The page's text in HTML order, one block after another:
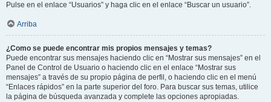
Pulse en el enlace “Usuarios” y haga clic en el enlace “Buscar un usuario”.
Arriba
¿Como se puede encontrar mis propios mensajes y temas?
Puede encontrar sus mensajes haciendo clic en “Mostrar sus mensajes” en el
Panel de Control de Usuario o haciendo clic en el enlace “Mostrar sus
mensajes” a través de su propio página de perfil, o haciendo clic en el menú
“Enlaces rápidos” en la parte superior del foro. Para buscar sus temas, utilice
la página de búsqueda avanzada y complete las opciones apropiadas.